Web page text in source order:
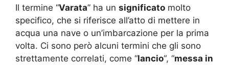
Il termine “Varata” ha un significato molto
specifico, che si riferisce all’atto di mettere in
acqua una nave o un’imbarcazione per la prima
volta. Ci sono però alcuni termini che gli sono
strettamente correlati, come “lancio“, “messa in